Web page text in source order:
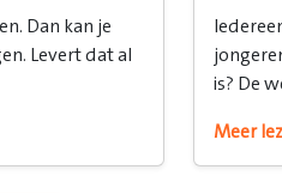
Dan kan je
Levert dat al
is? De
recht
Meer